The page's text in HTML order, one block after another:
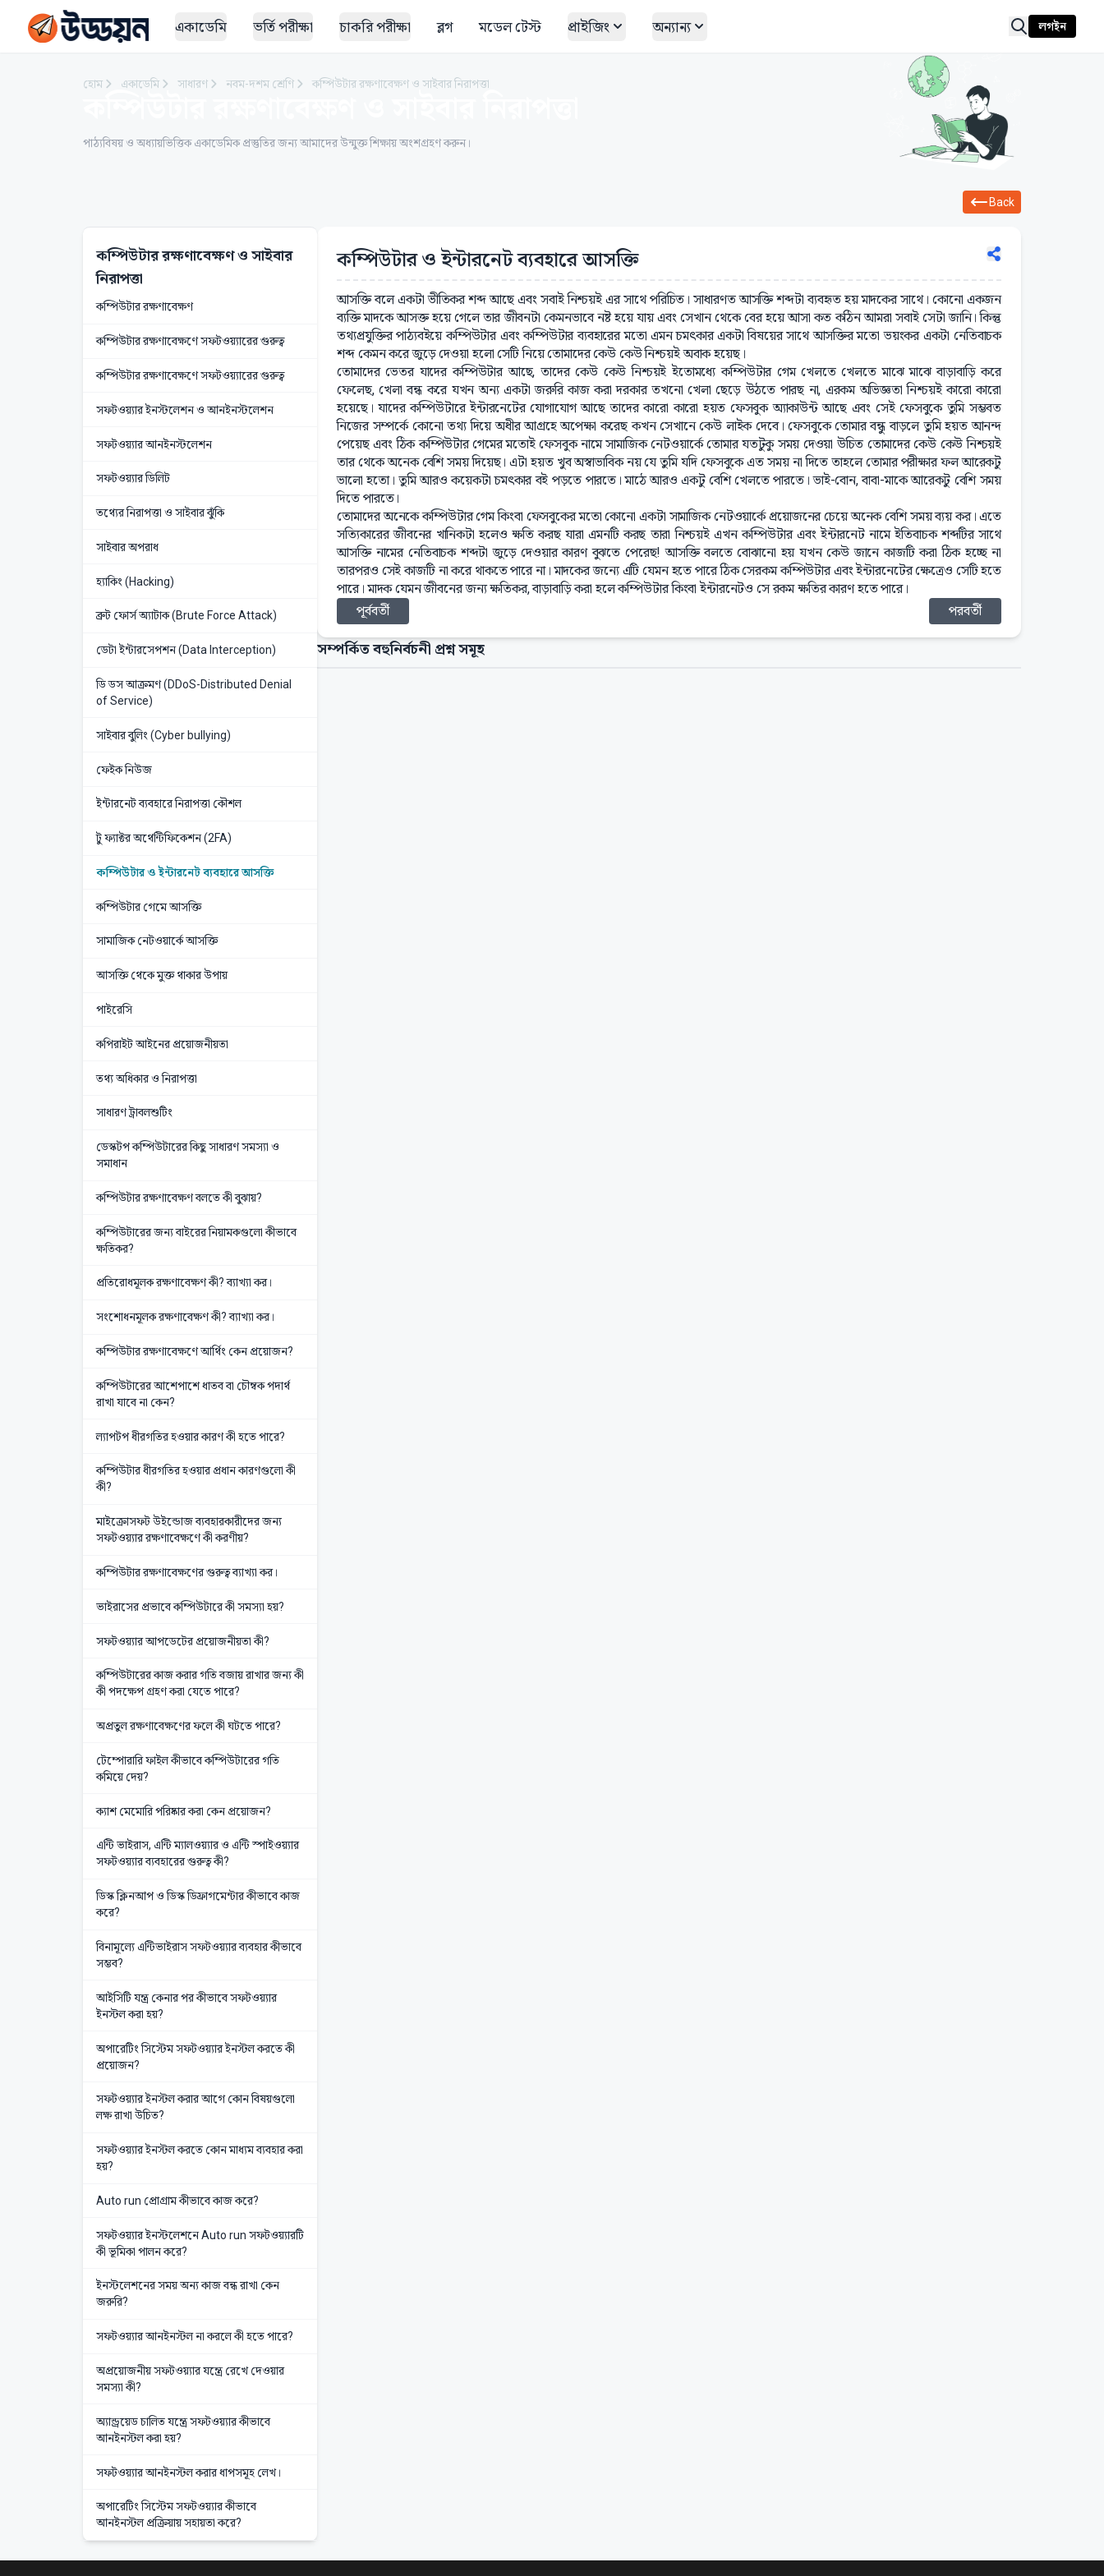
একাডেমি ভর্তি পরীক্ষা চাকরি পরীক্ষা ব্লগ মডেল টেস্ট প্রাইজিং অন্যান্য লগইন
হোম একাডেমি সাধারণ নবম-দশম শ্রেণি কম্পিউটার রক্ষণাবেক্ষণ ও সাইবার নিরাপত্তা
পাঠ্যবিষয় ও অধ্যায়ভিত্তিক একাডেমিক প্রস্তুতির জন্য আমাদের উন্মুক্ত শিক্ষায় অংশগ্রহণ করুন।
Back
কম্পিউটার রক্ষণাবেক্ষণ ও সাইবার
নিরাপত্তা
কম্পিউটার রক্ষণাবেক্ষণ
কম্পিউটার রক্ষণাবেক্ষণে সফটওয়্যারের গুরুত্ব
কম্পিউটার রক্ষণাবেক্ষণে সফটওয়্যারের গুরুত্ব
সফটওয়্যার ইনস্টলেশন ও আনইনস্টলেশন
সফটওয়্যার আনইনস্টলেশন
সফটওয়্যার ডিলিট
তথ্যের নিরাপত্তা ও সাইবার ঝুঁকি
সাইবার অপরাধ
হ্যাকিং (Hacking)
ব্রুট ফোর্স অ্যাটাক (Brute Force Attack)
ডেটা ইন্টারসেপশন (Data Interception)
ডি ডস আক্রমণ (DDoS-Distributed Denial
of Service)
সাইবার বুলিং (Cyber bullying)
ফেইক নিউজ
ইন্টারনেট ব্যবহারে নিরাপত্তা কৌশল
টু ফ্যাক্টর অথেন্টিফিকেশন (2FA)
কম্পিউটার ও ইন্টারনেট ব্যবহারে আসক্তি
কম্পিউটার গেমে আসক্তি
সামাজিক নেটওয়ার্কে আসক্তি
আসক্তি থেকে মুক্ত থাকার উপায়
পাইরেসি
কপিরাইট আইনের প্রয়োজনীয়তা
তথ্য অধিকার ও নিরাপত্তা
সাধারণ ট্রাবলশুটিং
ডেস্কটপ কম্পিউটারের কিছু সাধারণ সমস্যা ও
সমাধান
কম্পিউটার রক্ষণাবেক্ষণ বলতে কী বুঝায়?
কম্পিউটারের জন্য বাইরের নিয়ামকগুলো কীভাবে
ক্ষতিকর?
প্রতিরোধমূলক রক্ষণাবেক্ষণ কী? ব্যাখ্যা কর।
সংশোধনমূলক রক্ষণাবেক্ষণ কী? ব্যাখ্যা কর।
কম্পিউটার রক্ষণাবেক্ষণে আর্থিং কেন প্রয়োজন?
কম্পিউটারের আশেপাশে ধাতব বা চৌম্বক পদার্থ
রাখা যাবে না কেন?
ল্যাপটপ ধীরগতির হওয়ার কারণ কী হতে পারে?
কম্পিউটার ধীরগতির হওয়ার প্রধান কারণগুলো কী
কী?
মাইক্রোসফট উইন্ডোজ ব্যবহারকারীদের জন্য
সফটওয়‍্যার রক্ষণাবেক্ষণে কী করণীয়?
কম্পিউটার রক্ষণাবেক্ষণের গুরুত্ব ব্যাখ্যা কর।
ভাইরাসের প্রভাবে কম্পিউটারে কী সমস্যা হয়?
সফটওয়্যার আপডেটের প্রয়োজনীয়তা কী?
কম্পিউটারের কাজ করার গতি বজায় রাখার জন্য কী
কী পদক্ষেপ গ্রহণ করা যেতে পারে?
অপ্রতুল রক্ষণাবেক্ষণের ফলে কী ঘটতে পারে?
টেম্পোরারি ফাইল কীভাবে কম্পিউটারের গতি
কমিয়ে দেয়?
ক্যাশ মেমোরি পরিষ্কার করা কেন প্রয়োজন?
এন্টি ভাইরাস, এন্টি ম্যালওয়্যার ও এন্টি স্পাইওয়্যার
সফটওয়্যার ব্যবহারের গুরুত্ব কী?
ডিস্ক ক্লিনআপ ও ডিস্ক ডিফ্রাগমেন্টার কীভাবে কাজ
করে?
বিনামূল্যে এন্টিভাইরাস সফটওয়‍্যার ব্যবহার কীভাবে
সম্ভব?
আইসিটি যন্ত্র কেনার পর কীভাবে সফটওয়‍্যার
ইনস্টল করা হয়?
অপারেটিং সিস্টেম সফটওয়‍্যার ইনস্টল করতে কী
প্রয়োজন?
সফটওয়‍্যার ইনস্টল করার আগে কোন বিষয়গুলো
লক্ষ রাখা উচিত?
সফটওয়‍্যার ইনস্টল করতে কোন মাধ্যম ব্যবহার করা
হয়?
Auto run প্রোগ্রাম কীভাবে কাজ করে?
সফটওয়‍্যার ইনস্টলেশনে Auto run সফটওয়‍্যারটি
কী ভূমিকা পালন করে?
ইনস্টলেশনের সময় অন্য কাজ বন্ধ রাখা কেন
জরুরি?
সফটওয়‍্যার আনইনস্টল না করলে কী হতে পারে?
অপ্রয়োজনীয় সফটওয়‍্যার যন্ত্রে রেখে দেওয়ার
সমস্যা কী?
অ্যান্ড্রয়েড চালিত যন্ত্রে সফটওয়্যার কীভাবে
আনইনস্টল করা হয়?
সফটওয়্যার আনইনস্টল করার ধাপসমূহ লেখ।
অপারেটিং সিস্টেম সফটওয়্যার কীভাবে
আনইনস্টল প্রক্রিয়ায় সহায়তা করে?
কম্পিউটার ও ইন্টারনেট ব্যবহারে আসক্তি
আসক্তি বলে একটা ভীতিকর শব্দ আছে এবং সবাই নিশ্চয়ই এর সাথে পরিচিত। সাধারণত আসক্তি শব্দটা ব্যবহৃত হয় মাদকের সাথে। কোনো একজন
ব্যক্তি মাদকে আসক্ত হয়ে গেলে তার জীবনটা কেমনভাবে নষ্ট হয়ে যায় এবং সেখান থেকে বের হয়ে আসা কত কঠিন আমরা সবাই সেটা জানি। কিন্তু
তথ্যপ্রযুক্তির পাঠ্যবইয়ে কম্পিউটার এবং কম্পিউটার ব্যবহারের মতো এমন চমৎকার একটা বিষয়ের সাথে আসক্তির মতো ভয়ংকর একটা নেতিবাচক
শব্দ কেমন করে জুড়ে দেওয়া হলো সেটি নিয়ে তোমাদের কেউ কেউ নিশ্চয়ই অবাক হয়েছ।
তোমাদের ভেতর যাদের কম্পিউটার আছে, তাদের কেউ কেউ নিশ্চয়ই ইতোমধ্যে কম্পিউটার গেম খেলতে খেলতে মাঝে মাঝে বাড়াবাড়ি করে
ফেলেছ, খেলা বন্ধ করে যখন অন্য একটা জরুরি কাজ করা দরকার তখনো খেলা ছেড়ে উঠতে পারছ না, এরকম অভিজ্ঞতা নিশ্চয়ই কারো কারো
হয়েছে। যাদের কম্পিউটারে ইন্টারনেটের যোগাযোগ আছে তাদের কারো কারো হয়ত ফেসবুক অ্যাকাউন্ট আছে এবং সেই ফেসবুকে তুমি সম্ভবত
নিজের সম্পর্কে কোনো তথ্য দিয়ে অধীর আগ্রহে অপেক্ষা করেছ কখন সেখানে কেউ লাইক দেবে। ফেসবুকে তোমার বন্ধু বাড়লে তুমি হয়ত আনন্দ
পেয়েছ এবং ঠিক কম্পিউটার গেমের মতোই ফেসবুক নামে সামাজিক নেটওয়ার্কে তোমার যতটুকু সময় দেওয়া উচিত তোমাদের কেউ কেউ নিশ্চয়ই
তার থেকে অনেক বেশি সময় দিয়েছ। এটা হয়ত খুব অস্বাভাবিক নয় যে তুমি যদি ফেসবুকে এত সময় না দিতে তাহলে তোমার পরীক্ষার ফল আরেকটু
ভালো হতো। তুমি আরও কয়েকটা চমৎকার বই পড়তে পারতে। মাঠে আরও একটু বেশি খেলতে পারতে। ভাই-বোন, বাবা-মাকে আরেকটু বেশি সময়
দিতে পারতে।
তোমাদের অনেকে কম্পিউটার গেম কিংবা ফেসবুকের মতো কোনো একটা সামাজিক নেটওয়ার্কে প্রয়োজনের চেয়ে অনেক বেশি সময় ব্যয় কর। এতে
সত্যিকারের জীবনের খানিকটা হলেও ক্ষতি করছ যারা এমনটি করছ তারা নিশ্চয়ই এখন কম্পিউটার এবং ইন্টারনেট নামে ইতিবাচক শব্দটির সাথে
আসক্তি নামের নেতিবাচক শব্দটা জুড়ে দেওয়ার কারণ বুঝতে পেরেছ! আসক্তি বলতে বোঝানো হয় যখন কেউ জানে কাজটি করা ঠিক হচ্ছে না
তারপরও সেই কাজটি না করে থাকতে পারে না। মাদকের জন্যে এটি যেমন হতে পারে ঠিক সেরকম কম্পিউটার এবং ইন্টারনেটের ক্ষেত্রেও সেটি হতে
পারে। মাদক যেমন জীবনের জন্য ক্ষতিকর, বাড়াবাড়ি করা হলে কম্পিউটার কিংবা ইন্টারনেটও সে রকম ক্ষতির কারণ হতে পারে।
পূর্ববর্তী
পরবর্তী
সম্পর্কিত বহুনির্বচনী প্রশ্ন সমূহ